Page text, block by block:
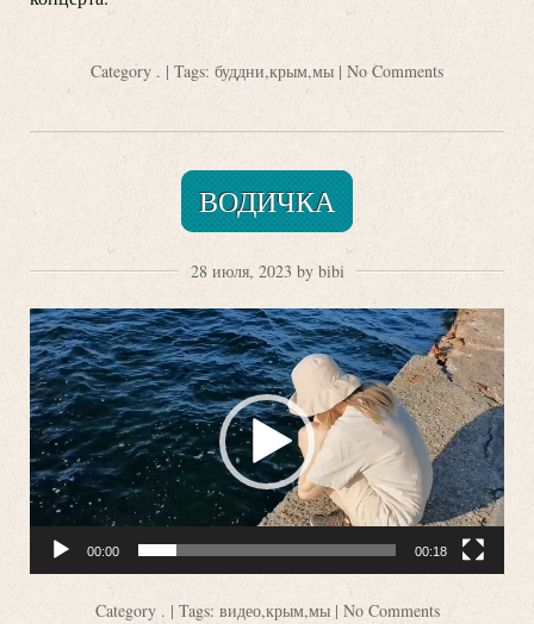
Category . | Tags: буддни,крым,мы | No Comments
ВОДИЧКА
28 июля, 2023 by bibi
Видеоплеер
00:00 00:18
Category . | Tags: видео,крым,мы| No Comments